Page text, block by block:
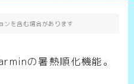
ンを含む場合があります
の暑熱順化機能。